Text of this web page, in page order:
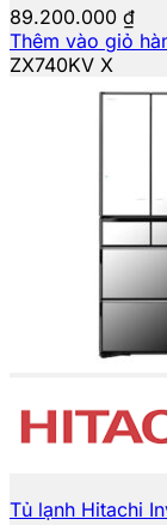
89.200.000 ₫
Thêm vào giỏ
ZX740KV X
Tủ lạnh Hitachi